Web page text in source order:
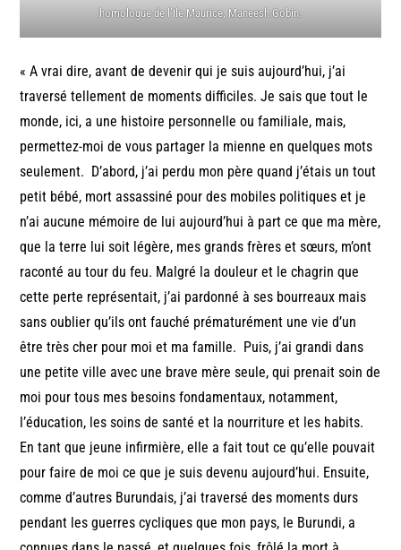
homologue de l’Ile Maurice, Maneesh Gobin.
« A vrai dire, avant de devenir qui je suis aujourd’hui, j’ai
traversé tellement de moments difficiles. Je sais que tout le
monde, ici, a une histoire personnelle ou familiale, mais,
permettez-moi de vous partager la mienne en quelques mots
seulement. D’abord, j’ai perdu mon père quand j’étais un tout
petit bébé, mort assassiné pour des mobiles politiques et je
n’ai aucune mémoire de lui aujourd’hui à part ce que ma mère,
que la terre lui soit légère, mes grands frères et sœurs, m’ont
raconté au tour du feu. Malgré la douleur et le chagrin que
cette perte représentait, j’ai pardonné à ses bourreaux mais
sans oublier qu’ils ont fauché prématurément une vie d’un
être très cher pour moi et ma famille. Puis, j’ai grandi dans
une petite ville avec une brave mère seule, qui prenait soin de
moi pour tous mes besoins fondamentaux, notamment,
l’éducation, les soins de santé et la nourriture et les habits.
En tant que jeune infirmière, elle a fait tout ce qu’elle pouvait
pour faire de moi ce que je suis devenu aujourd’hui. Ensuite,
comme d’autres Burundais, j’ai traversé des moments durs
pendant les guerres cycliques que mon pays, le Burundi, a